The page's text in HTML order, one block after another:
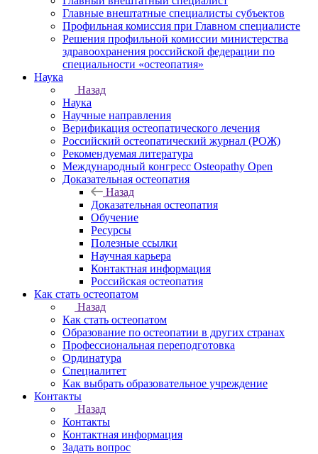
Главные внештатные специалисты субъектов
Профильная комиссия при Главном специалисте
Решения профильной комиссии министерства
здравоохранения российской федерации по
специальности «остеопатия»
Наука
Назад
Наука
Научные направления
Верификация остеопатического лечения
Российский остеопатический журнал (РОЖ)
Рекомендуемая литература
Международный конгресс Osteopathy Open
Доказательная остеопатия
Назад
Доказательная остеопатия
Обучение
Ресурсы
Полезные ссылки
Научная карьера
Контактная информация
Российская остеопатия
Как стать остеопатом
Назад
Как стать остеопатом
Образование по остеопатии в других странах
Профессиональная переподготовка
Ординатура
Специалитет
Как выбрать образовательное учреждение
Контакты
Назад
Контакты
Контактная информация
Задать вопрос